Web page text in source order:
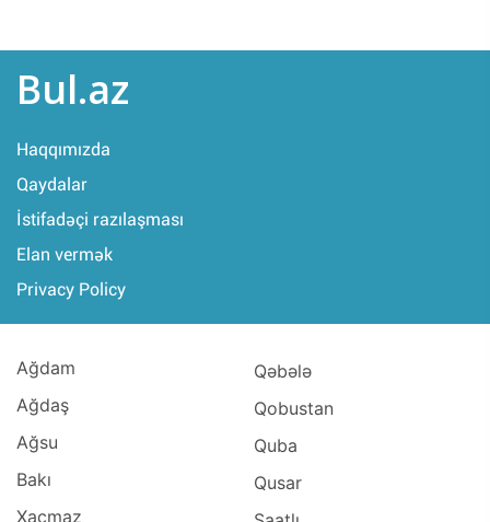
Bul.az
Haqqımızda
Qaydalar
İstifadəçi razılaşması
Elan vermək
Privacy Policy
Ağdam
Ağdaş
Ağsu
Bakı
Xaçmaz
Qəbələ
Qobustan
Quba
Qusar